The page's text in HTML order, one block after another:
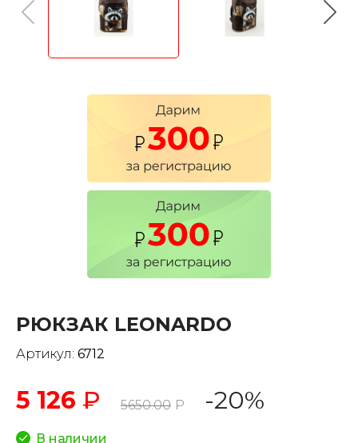
РЮКЗАК LEONARDO
Артикул: 6712
5 126 ₽ 5650.00 Р -20%
В наличии